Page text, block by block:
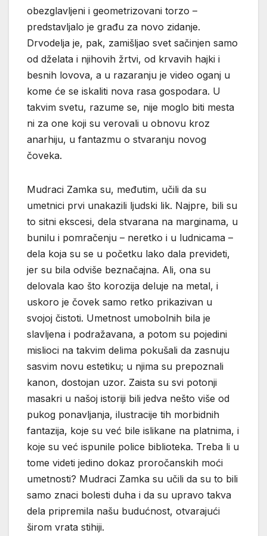
obezglavljeni i geometrizovani torzo –
predstavljalo je građu za novo zidanje.
Drvodelja je, pak, zamišljao svet sačinjen samo
od dželata i njihovih žrtvi, od krvavih hajki i
besnih lovova, a u razaranju je video oganj u
kome će se iskaliti nova rasa gospodara. U
takvim svetu, razume se, nije moglo biti mesta
ni za one koji su verovali u obnovu kroz
anarhiju, u fantazmu o stvaranju novog
čoveka.
Mudraci Zamka su, međutim, učili da su
umetnici prvi unakazili ljudski lik. Najpre, bili su
to sitni ekscesi, dela stvarana na marginama, u
bunilu i pomračenju – neretko i u ludnicama –
dela koja su se u početku lako dala prevideti,
jer su bila odviše beznačajna. Ali, ona su
delovala kao što korozija deluje na metal, i
uskoro je čovek samo retko prikazivan u
svojoj čistoti. Umetnost umobolnih bila je
slavljena i podražavana, a potom su pojedini
mislioci na takvim delima pokušali da zasnuju
sasvim novu estetiku; u njima su prepoznali
kanon, dostojan uzor. Zaista su svi potonji
masakri u našoj istoriji bili jedva nešto više od
pukog ponavljanja, ilustracije tih morbidnih
fantazija, koje su već bile islikane na platnima, i
koje su već ispunile police biblioteka. Treba li u
tome videti jedino dokaz proročanskih moći
umetnosti? Mudraci Zamka su učili da su to bili
samo znaci bolesti duha i da su upravo takva
dela pripremila našu budućnost, otvarajući
širom vrata stihiji.